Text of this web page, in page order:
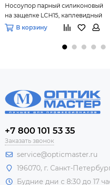
Носоупор парный силиконовый
на защелке LCH15, каплевидный
(13 мм), 10 пар
В корзину
+7 800 101 53 35
Заказать звонок
service@opticmaster.ru
196070, г. Санкт-
Будние дни с 8:30 до 17